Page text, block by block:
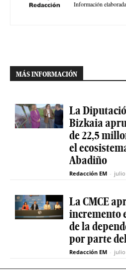
Información
MÁS INFORMACIÓN
La
Bizkaia
de 22,5
el
Abadiño
Redacción EM - julio
La CMCE
incremento
de la
por parte
Redacción EM - julio